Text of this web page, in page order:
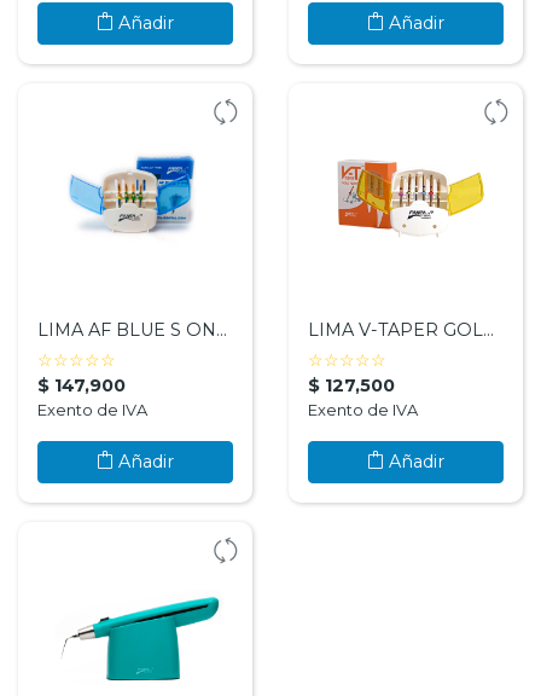
Añadir Añadir
LIMA AF BLUE S ONE SURTIDA - FANTA DENTAL
( )
☆
( )☆
( ) ☆
( ) ☆
( )
☆
$ 147,900
Exento de IVA
Añadir
LIMA V-TAPER GOLD SURTIDA - FANTA DENTAL
( )
☆
( )☆
( ) ☆
( ) ☆
( )
☆
$ 127,500
Exento de IVA
Añadir